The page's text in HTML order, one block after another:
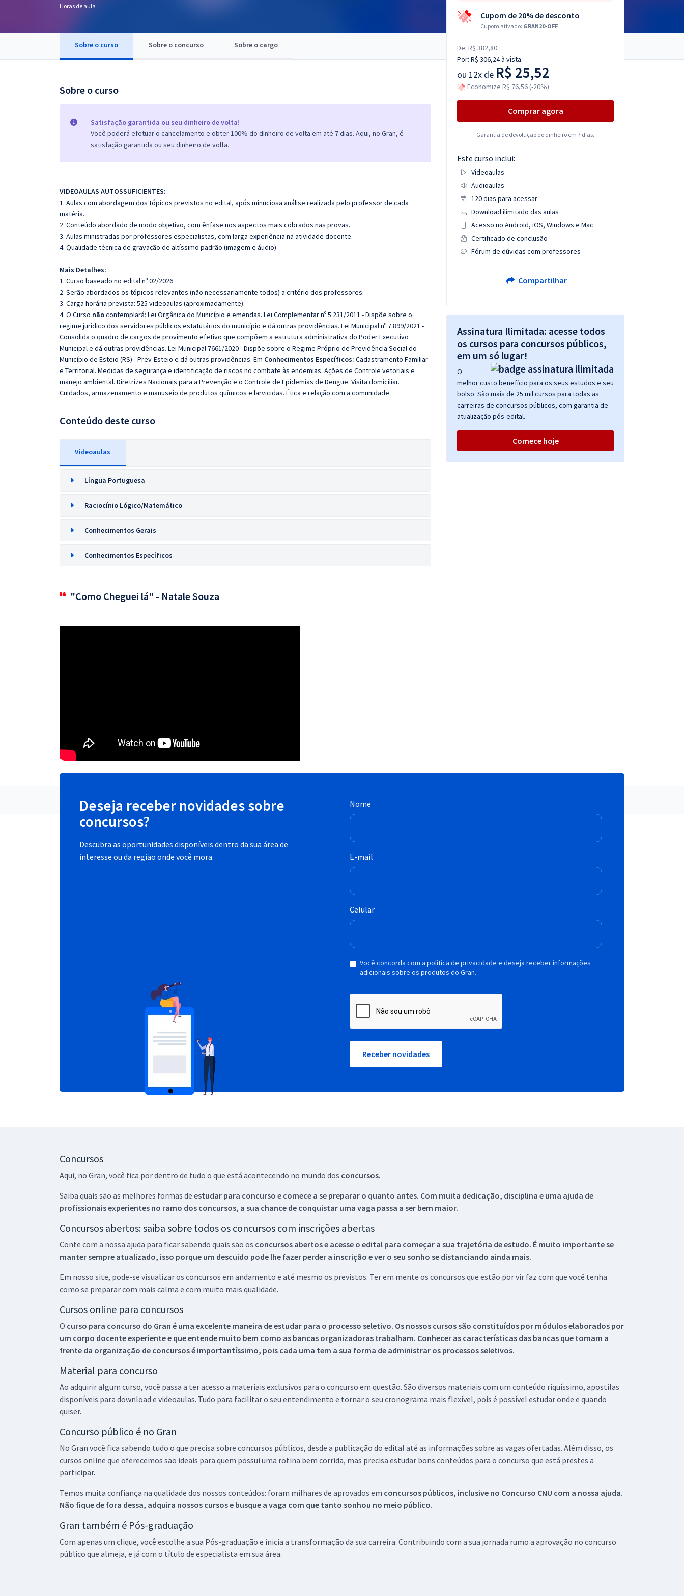
OAB
Questões grátis
Conteúdo gratuito
Horas de aula
Sobre o curso Sobre o concurso Sobre o cargo
Sobre o curso
Satisfação garantida ou seu dinheiro de volta!
Você poderá efetuar o cancelamento e obter 100% do dinheiro de volta em até 7 dias. Aqui, no Gran, é
satisfação garantida ou seu dinheiro de volta.
VIDEOAULAS AUTOSSUFICIENTES:
1. Aulas com abordagem dos tópicos previstos no edital, após minuciosa análise realizada pelo professor de cada
matéria.
2. Conteúdo abordado de modo objetivo, com ênfase nos aspectos mais cobrados nas provas.
3. Aulas ministradas por professores especialistas, com larga experiência na atividade docente.
4. Qualidade técnica de gravação de altíssimo padrão (imagem e áudio)
Mais Detalhes:
1. Curso baseado no edital nº 02/2026
2. Serão abordados os tópicos relevantes (não necessariamente todos) a critério dos professores.
3. Carga horária prevista: 525 videoaulas (aproximadamente).
4. O Curso nãocontemplará: Lei Orgânica do Município e emendas. Lei Complementar nº 5.231/2011 - Dispõe sobre o
regime jurídico dos servidores públicos estatutários do município e dá outras providências. Lei Municipal nº 7.899/2021 -
Consolida o quadro de cargos de provimento efetivo que compõem a estrutura administrativa do Poder Executivo
Municipal e dá outras providências. Lei Municipal 7661/2020 - Dispõe sobre o Regime Próprio de Previdência Social do
Município de Esteio (RS) - Prev-Esteio e dá outras providências. Em Conhecimentos Específicos: Cadastramento Familiar
e Territorial. Medidas de segurança e identificação de riscos no combate às endemias. Ações de Controle vetoriais e
manejo ambiental. Diretrizes Nacionais para a Prevenção e o Controle de Epidemias de Dengue. Visita domiciliar.
Cuidados, armazenamento e manuseio de produtos químicos e larvicidas. Ética e relação com a comunidade.
Conteúdo deste curso
Videoaulas
Língua Portuguesa
Raciocínio Lógico/Matemático
Conhecimentos Gerais
Conhecimentos Específicos
"Como Cheguei lá" - Natale Souza
Cupom de 20% de desconto
Cupom ativado: GRAN20-OFF
De: R$ 382,80
Por: R$ 306,24à vista
ou 12x de R$ 25,52
Economize R$ 76,56 (-20%)
Comprar agora
Garantia de devolução do dinheiro em 7 dias.
Este curso inclui:
Videoaulas
Audioaulas
120 dias para acessar
Download ilimitado das aulas
Acesso no Android, iOS, Windows e Mac
Certificado de conclusão
Fórum de dúvidas com professores
Compartilhar
Assinatura Ilimitada: acesse todos
os cursos para concursos públicos,
em um só lugar!
O
melhor custo benefício para os seus estudos e seu
bolso. São mais de 25 mil cursos para todas as
carreiras de concursos públicos, com garantia de
atualização pós-edital.
Comece hoje
Deseja receber novidades sobre
concursos?
Descubra as oportunidades disponíveis dentro da sua área de
interesse ou da região onde você mora.
Nome
E-mail
Celular
Você concorda com a política de privacidade e deseja receber informações
adicionais sobre os produtos do Gran.
Receber novidades
Concursos
Aqui, no Gran, você fica por dentro de tudo o que está acontecendo no mundo dos concursos.
Saiba quais são as melhores formas de estudar para concurso e comece a se preparar o quanto antes. Com muita dedicação, disciplina e uma ajuda de
profissionais experientes no ramo dos concursos, a sua chance de conquistar uma vaga passa a ser bem maior.
Concursos abertos: saiba sobre todos os concursos com inscrições abertas
Conte com a nossa ajuda para ficar sabendo quais são os concursos abertos e acesse o edital para começar a sua trajetória de estudo. É muito importante se
manter sempre atualizado, isso porque um descuido pode lhe fazer perder a inscrição e ver o seu sonho se distanciando ainda mais.
Em nosso site, pode-se visualizar os concursos em andamento e até mesmo os previstos. Ter em mente os concursos que estão por vir faz com que você tenha
como se preparar com mais calma e com muito mais qualidade.
Cursos online para concursos
O curso para concurso do Gran é uma excelente maneira de estudar para o processo seletivo. Os nossos cursos são constituídos por módulos elaborados por
um corpo docente experiente e que entende muito bem como as bancas organizadoras trabalham. Conhecer as características das bancas que tomam a
frente da organização de concursos é importantíssimo, pois cada uma tem a sua forma de administrar os processos seletivos.
Material para concurso
Ao adquirir algum curso, você passa a ter acesso a materiais exclusivos para o concurso em questão. São diversos materiais com um conteúdo riquíssimo, apostilas
disponíveis para download e videoaulas. Tudo para facilitar o seu entendimento e tornar o seu cronograma mais flexível, pois é possível estudar onde e quando
quiser.
Concurso público é no Gran
No Gran você fica sabendo tudo o que precisa sobre concursos públicos, desde a publicação do edital até as informações sobre as vagas ofertadas. Além disso, os
cursos online que oferecemos são ideais para quem possui uma rotina bem corrida, mas precisa estudar bons conteúdos para o concurso que está prestes a
participar.
Temos muita confiança na qualidade dos nossos conteúdos: foram milhares de aprovados em concursos públicos, inclusive no Concurso CNU com a nossa ajuda.
Não fique de fora dessa, adquira nossos cursos e busque a vaga com que tanto sonhou no meio público.
Gran também é Pós-graduação
Com apenas um clique, você escolhe a sua Pós-graduação e inicia a transformação da sua carreira. Contribuindo com a sua jornada rumo a aprovação no concurso
público que almeja, e já com o título de especialista em sua área.